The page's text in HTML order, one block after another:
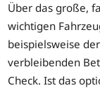
Über das große,
wichtigen
beispielsweise
verbleibenden
Check. Ist das